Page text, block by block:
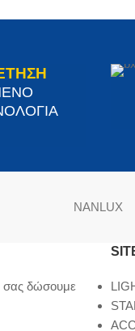
NANLUX
σας δώσουμε